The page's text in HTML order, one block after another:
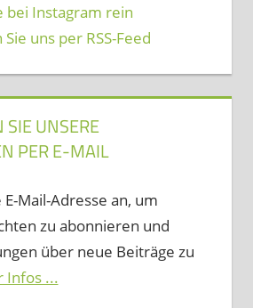
bei Instagram rein
uns per RSS-Feed
UNSERE
PER E-MAIL
Mail-Adresse an, um
zu abonnieren und
über neue Beiträge zu
Infos ...